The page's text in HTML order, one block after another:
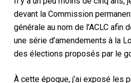
devant la Commission
générale au nom de l’ACLC afin
une série d’amendements à la
des élections proposés par le
À cette époque, j’ai exposé les